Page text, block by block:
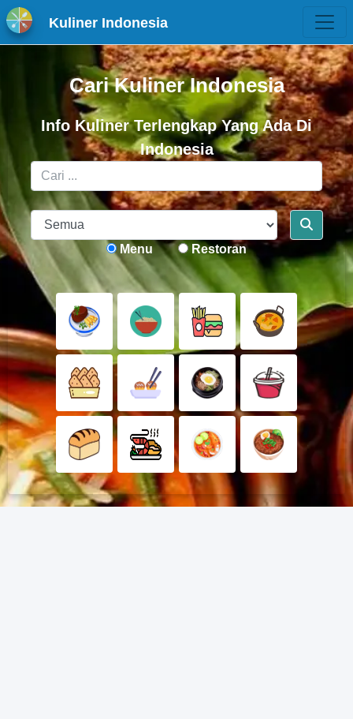
Kuliner Indonesia
Cari Kuliner Indonesia
Info Kuliner Terlengkap Yang Ada Di
Indonesia
Menu Restoran